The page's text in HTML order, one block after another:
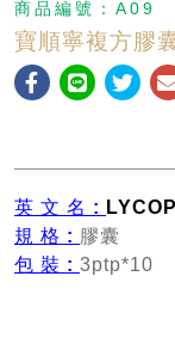
商品編號： A09
寶順寧複方膠
英 文 名 :
規 格 : 膠囊
包 裝 : 3ptp*10